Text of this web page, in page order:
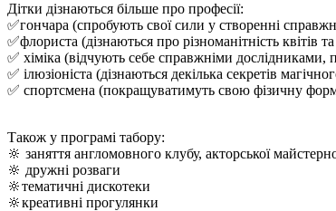
Дітки дізнаються більше про професії:
✅гончара (спробують свої сили у створенні
✅флориста (дізнаються про різноманітність
✅ хіміка (відчують себе справжніми
✅ ілюзіоніста (дізнаються декілька секретів
✅ спортсмена (покращуватимуть свою фізичну
Також у програмі табору:
🔆 заняття англомовного клубу, акторської
🔆 дружні розваги
🔆тематичні дискотеки
🔆креативні прогулянки